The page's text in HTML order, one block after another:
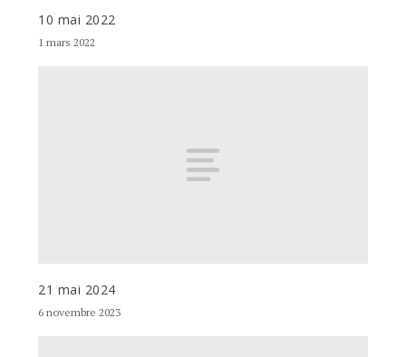
10 mai 2022
1 mars 2022
21 mai 2024
6 novembre 2023